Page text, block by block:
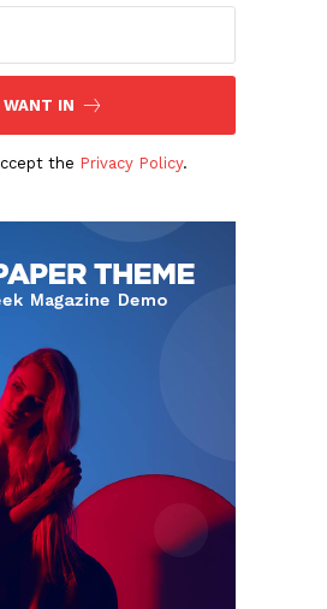
WANT IN
the Privacy Policy.